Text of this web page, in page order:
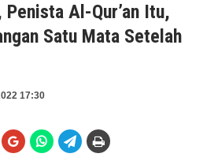
Penista Al-Qur’an Itu,
Satu Mata Setelah
17:30